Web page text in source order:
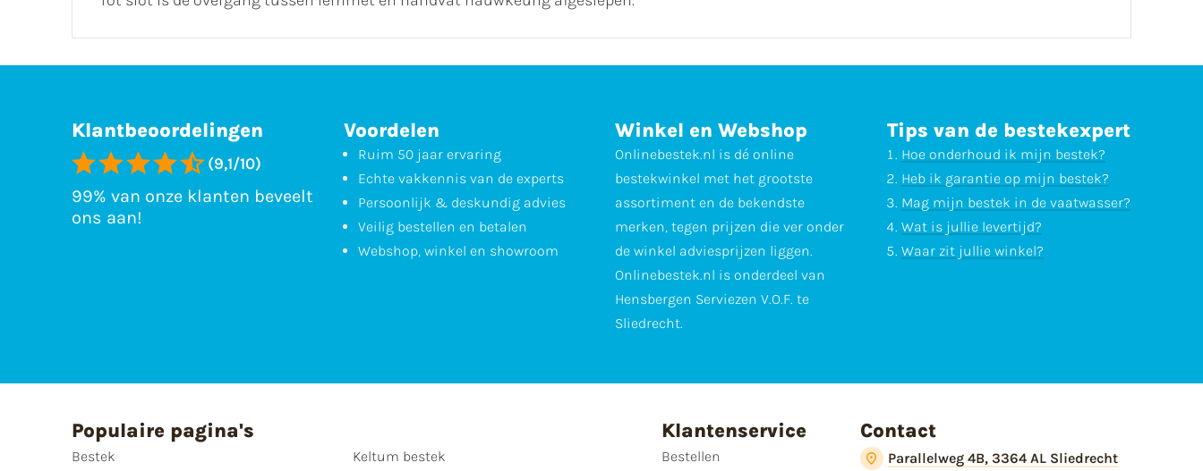
Klantbeoordelingen
(9,1/10)
99% van onze klanten beveelt
ons aan!
Voordelen
Ruim 50 jaar ervaring
Echte vakkennis van de experts
Persoonlijk & deskundig advies
Veilig bestellen en betalen
Webshop, winkel en showroom
Winkel en Webshop
Onlinebestek.nl is dé online
bestekwinkel met het grootste
assortiment en de bekendste
merken, tegen prijzen die ver onder
de winkel adviesprijzen liggen.
Onlinebestek.nl is onderdeel van
Hensbergen Serviezen V.O.F. te
Sliedrecht.
Tips van de bestekexpert
Hoe onderhoud ik mijn bestek?
Heb ik garantie op mijn bestek?
Mag mijn bestek in de vaatwasser?
Wat is jullie levertijd?
Waar zit jullie winkel?
Populaire pagina's
Bestek
Keltum bestek
Klantenservice
Bestellen
Contact
Parallelweg 4B, 3364 AL Sliedrecht